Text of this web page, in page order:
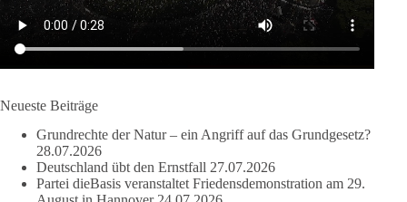
und fordert, dass Wasser und Nahrung demokratisch und lokal
bleiben, statt in die Kontrolle von Lobby-Organisationen oder
Investoren zu geraten.
#Bürgerbeteiligung
Neueste Beiträge
Grundrechte der Natur – ein Angriff auf das Grundgesetz?
28.07.2026
Deutschland übt den Ernstfall 27.07.2026
Partei dieBasis veranstaltet Friedensdemonstration am 29.